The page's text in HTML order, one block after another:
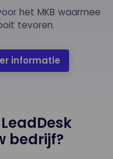
het MKB waarmee
tevoren.
informatie
bedrijf?